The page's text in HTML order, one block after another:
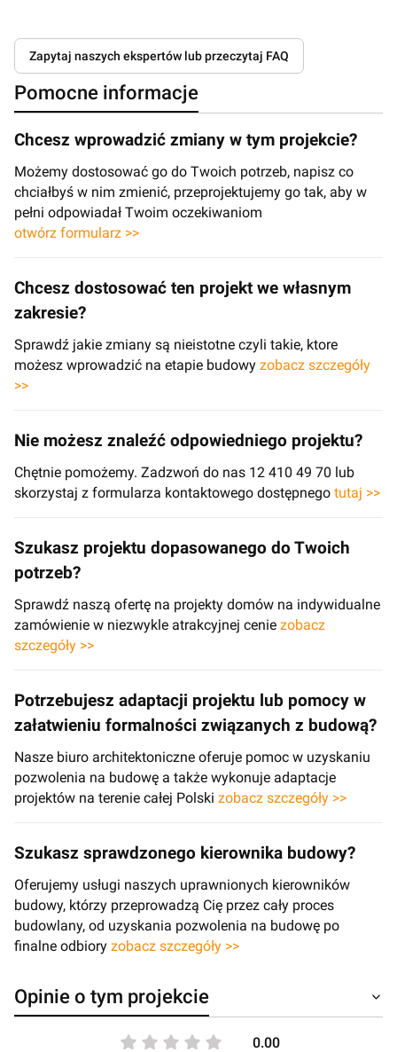
Zapytaj naszych ekspertów lub przeczytaj FAQ
Pomocne informacje
Chcesz wprowadzić zmiany w tym projekcie?
Możemy dostosować go do Twoich potrzeb, napisz co
chciałbyś w nim zmienić, przeprojektujemy go tak, aby w
pełni odpowiadał Twoim oczekiwaniom
otwórz formularz >>
Chcesz dostosować ten projekt we własnym
zakresie?
Sprawdź jakie zmiany są nieistotne czyli takie, ktore
możesz wprowadzić na etapie budowy zobacz szczegóły
>>
Nie możesz znaleźć odpowiedniego projektu?
Chętnie pomożemy. Zadzwoń do nas 12 410 49 70 lub
skorzystaj z formularza kontaktowego dostępnego tutaj >>
Szukasz projektu dopasowanego do Twoich
potrzeb?
Sprawdź naszą ofertę na projekty domów na indywidualne
zamówienie w niezwykle atrakcyjnej cenie zobacz
szczegóły >>
Potrzebujesz adaptacji projektu lub pomocy w
załatwieniu formalności związanych z budową?
Nasze biuro architektoniczne oferuje pomoc w uzyskaniu
pozwolenia na budowę a także wykonuje adaptacje
projektów na terenie całej Polski zobacz szczegóły >>
Szukasz sprawdzonego kierownika budowy?
Oferujemy usługi naszych uprawnionych kierowników
budowy, którzy przeprowadzą Cię przez cały proces
budowlany, od uzyskania pozwolenia na budowę po
finalne odbiory zobacz szczegóły >>
Opinie o tym projekcie
0.00